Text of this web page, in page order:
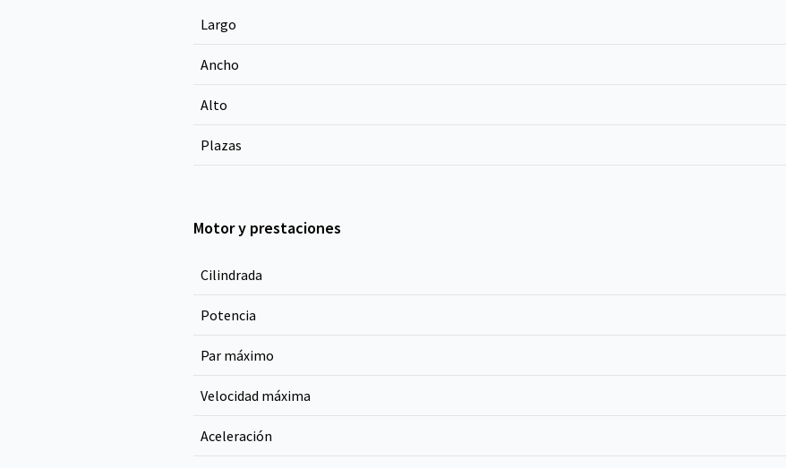
Largo
Ancho
Alto
Plazas
Motor y prestaciones
Cilindrada
Potencia
Par máximo
Velocidad máxima
Aceleración